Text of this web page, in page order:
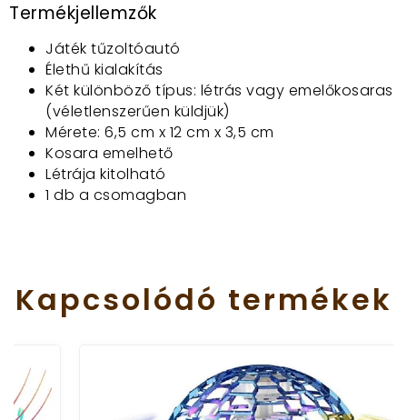
Termékjellemzők
Játék tűzoltóautó
Élethű kialakítás
Két különböző típus: létrás vagy emelőkosaras
(véletlenszerűen küldjük)
Mérete: 6,5 cm x 12 cm x 3,5 cm
Kosara emelhető
Létrája kitolható
1 db a csomagban
Kapcsolódó termékek